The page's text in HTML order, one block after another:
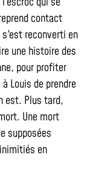
contact
reconverti en
une histoire des
pour profiter
Louis de prendre
est. Plus tard,
Une mort
supposées
en